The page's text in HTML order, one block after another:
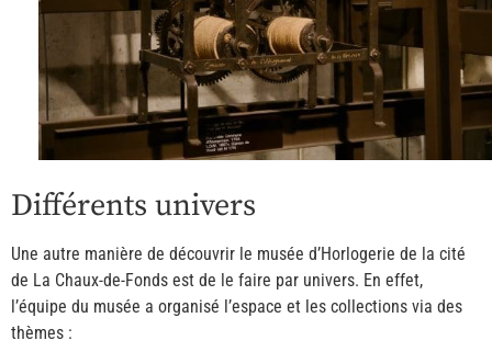
Différents univers
Une autre manière de découvrir le musée d’Horlogerie de la cité
de La Chaux-de-Fonds est de le faire par univers. En effet,
l’équipe du musée a organisé l’espace et les collections via des
thèmes :